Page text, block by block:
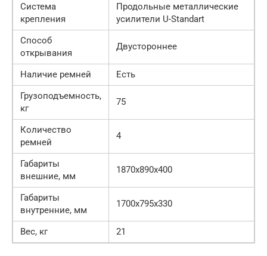
Система
крепления
Продольные металлические
усилители U-Standart
Способ
открывания
Двустороннее
Наличие ремней
Есть
Грузоподъемность,
кг
75
Количество
ремней
4
Габариты
внешние, мм
1870x890x400
Габариты
внутренние, мм
1700х795х330
Вес, кг 21